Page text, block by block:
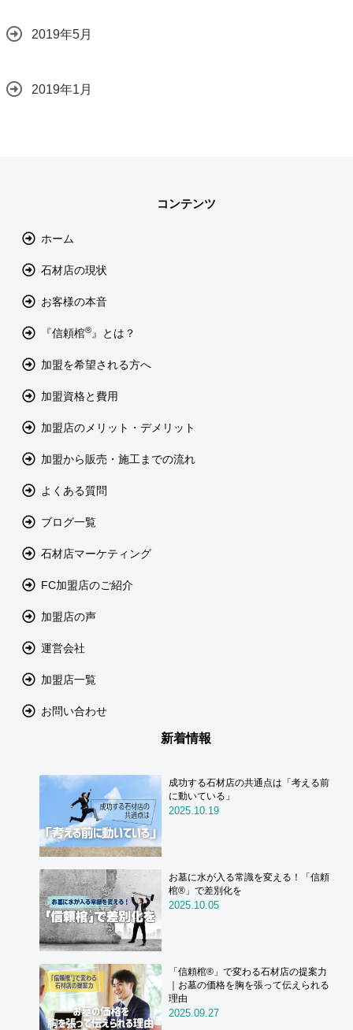
2019年5月
2019年1月
コンテンツ
ホーム
石材店の現状
お客様の本音
『信頼棺® 』とは？
加盟を希望される方へ
加盟資格と費用
加盟店のメリット・デメリット
加盟から販売・施工までの流れ
よくある質問
ブログ一覧
石材店マーケティング
FC加盟店のご紹介
加盟店の声
運営会社
加盟店一覧
お問い合わせ
新着情報
成功する石材店の共通点は「考える前
に動いている」
2025.10.19
お墓に水が入る常識を変える！「信頼
棺®」で差別化を
2025.10.05
「信頼棺®」で変わる石材店の提案力
｜お墓の価格を胸を張って伝えられる
理由
2025.09.27